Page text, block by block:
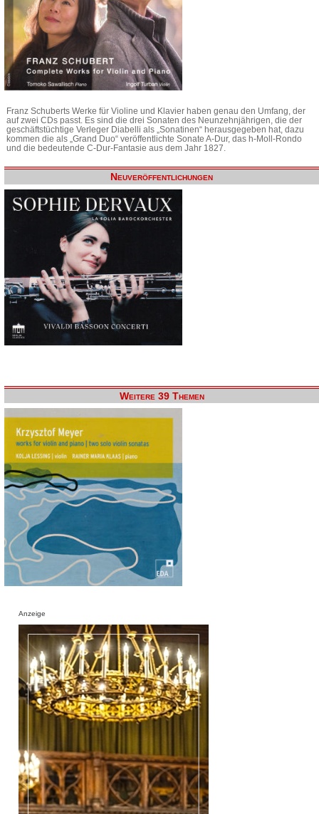
Franz Schuberts Werke für Violine und Klavier haben genau den Umfang, der
auf zwei CDs passt. Es sind die drei Sonaten des Neunzehnjährigen, die der
geschäftstüchtige Verleger Diabelli als „Sonatinen“ herausgegeben hat, dazu
kommen die als „Grand Duo“ veröffentlichte Sonate A-Dur, das h-Moll-Rondo
und die bedeutende C-Dur-Fantasie aus dem Jahr 1827.
Neuveröffentlichungen
Weitere 39 Themen
Anzeige